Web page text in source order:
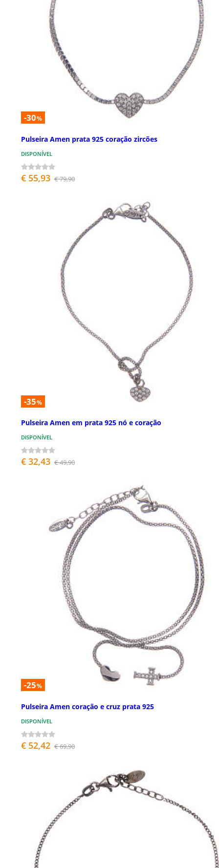
-30%
Pulseira Amen prata 925 coração zircões
DISPONÍVEL
€ 55,93 € 79,90
-35%
Pulseira Amen em prata 925 nó e coração
DISPONÍVEL
€ 32,43 € 49,90
-25%
Pulseira Amen coração e cruz prata 925
DISPONÍVEL
€ 52,42 € 69,90